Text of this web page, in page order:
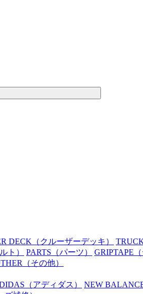
DECK （クルーザーデッキ）
ト） PARTS （パーツ） GRIPTAPE
（その他）
（アディダス） NEW